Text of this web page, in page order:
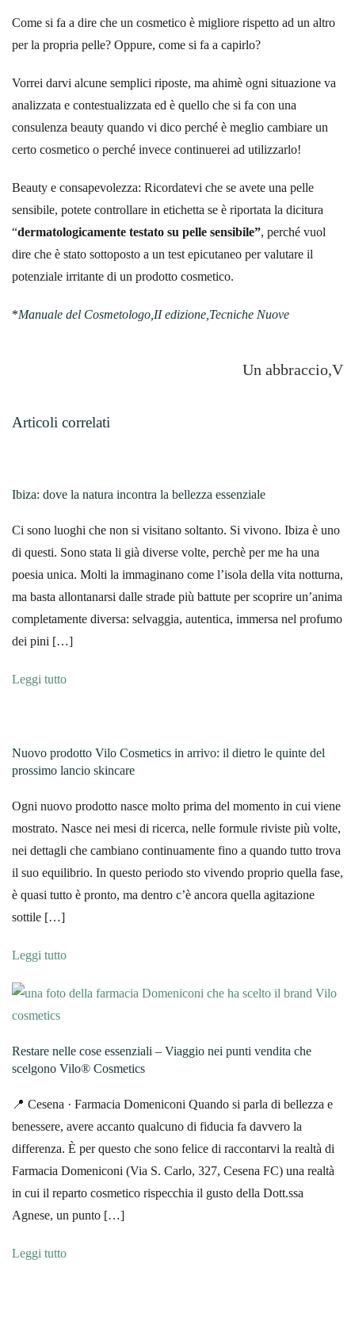
Come si fa a dire che un cosmetico è migliore rispetto ad un altro
per la propria pelle? Oppure, come si fa a capirlo?
Vorrei darvi alcune semplici riposte, ma ahimè ogni situazione va
analizzata e contestualizzata ed è quello che si fa con una
consulenza beauty quando vi dico perché è meglio cambiare un
certo cosmetico o perché invece continuerei ad utilizzarlo!
Beauty e consapevolezza: Ricordatevi che se avete una pelle
sensibile, potete controllare in etichetta se è riportata la dicitura
“dermatologicamente testato su pelle sensibile”, perché vuol
dire che è stato sottoposto a un test epicutaneo per valutare il
potenziale irritante di un prodotto cosmetico.
*Manuale del Cosmetologo,II edizione,Tecniche Nuove
Un abbraccio,V
Articoli correlati
Ibiza: dove la natura incontra la bellezza essenziale
Ci sono luoghi che non si visitano soltanto. Si vivono. Ibiza è uno
di questi. Sono stata li già diverse volte, perchè per me ha una
poesia unica. Molti la immaginano come l’isola della vita notturna,
ma basta allontanarsi dalle strade più battute per scoprire un’anima
completamente diversa: selvaggia, autentica, immersa nel profumo
dei pini […]
Leggi tutto
Nuovo prodotto Vilo Cosmetics in arrivo: il dietro le quinte del
prossimo lancio skincare
Ogni nuovo prodotto nasce molto prima del momento in cui viene
mostrato. Nasce nei mesi di ricerca, nelle formule riviste più volte,
nei dettagli che cambiano continuamente fino a quando tutto trova
il suo equilibrio. In questo periodo sto vivendo proprio quella fase,
è quasi tutto è pronto, ma dentro c’è ancora quella agitazione
sottile […]
Leggi tutto
Restare nelle cose essenziali – Viaggio nei punti vendita che
scelgono Vilo® Cosmetics
📍 Cesena · Farmacia Domeniconi Quando si parla di bellezza e
benessere, avere accanto qualcuno di fiducia fa davvero la
differenza. È per questo che sono felice di raccontarvi la realtà di
Farmacia Domeniconi (Via S. Carlo, 327, Cesena FC) una realtà
in cui il reparto cosmetico rispecchia il gusto della Dott.ssa
Agnese, un punto […]
Leggi tutto